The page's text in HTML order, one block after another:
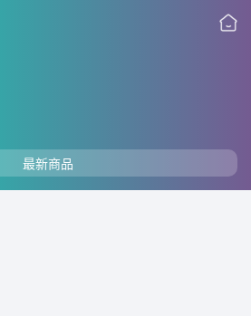
最新商品